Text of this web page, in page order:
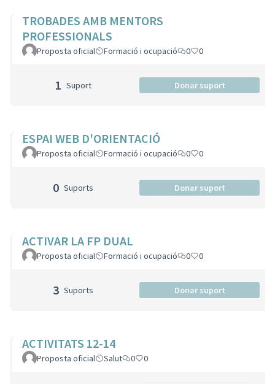
TROBADES AMB MENTORS
PROFESSIONALS
Proposta oficial Formació i ocupació 0 0
1 Suport Donar suport
ESPAI WEB D'ORIENTACIÓ
Proposta oficial Formació i ocupació 0 0
0 Suports Donar suport
ACTIVAR LA FP DUAL
Proposta oficial Formació i ocupació 0 0
3 Suports Donar suport
ACTIVITATS 12-14
Proposta oficial Salut 0 0